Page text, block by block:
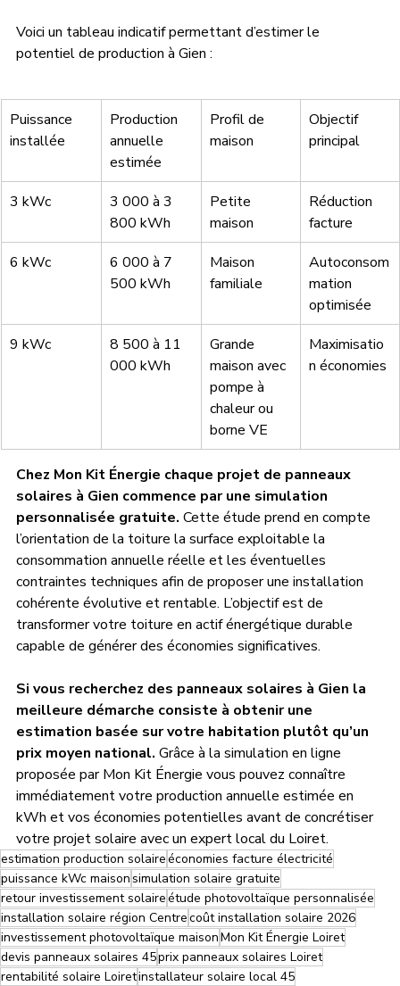
Voici un tableau indicatif permettant d’estimer le
potentiel de production à Gien :
Puissance
installée
Production
annuelle
estimée
Profil de
maison
Objectif
principal
3 kWc
3 000 à 3
800 kWh
Petite
maison
Réduction
facture
6 kWc
6 000 à 7
500 kWh
Maison
familiale
Autoconsom
mation
optimisée
9 kWc
8 500 à 11
000 kWh
Grande
maison avec
pompe à
chaleur ou
borne VE
Maximisatio
n économies
Chez Mon Kit Énergie chaque projet de panneaux
solaires à Gien commence par une simulation
personnalisée gratuite. Cette étude prend en compte
l’orientation de la toiture la surface exploitable la
consommation annuelle réelle et les éventuelles
contraintes techniques afin de proposer une installation
cohérente évolutive et rentable. L’objectif est de
transformer votre toiture en actif énergétique durable
capable de générer des économies significatives.
Si vous recherchez des panneaux solaires à Gien la
meilleure démarche consiste à obtenir une
estimation basée sur votre habitation plutôt qu’un
prix moyen national. Grâce à la simulation en ligne
proposée par Mon Kit Énergie vous pouvez connaître
immédiatement votre production annuelle estimée en
kWh et vos économies potentielles avant de concrétiser
votre projet solaire avec un expert local du Loiret.
estimation production solaireéconomies facture électricité
puissance kWc maisonsimulation solaire gratuite
retour investissement solaireétude photovoltaïque personnalisée
installation solaire région Centrecoût installation solaire 2026
investissement photovoltaïque maisonMon Kit Énergie Loiret
devis panneaux solaires 45prix panneaux solaires Loiret
rentabilité solaire Loiretinstallateur solaire local 45